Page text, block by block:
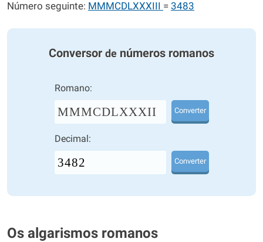
Número seguinte: MMMCDLXXXIII = 3483
Conversor de números romanos
Romano:
MMMCDLXXXII Converter
Decimal:
Converter
Os algarismos romanos